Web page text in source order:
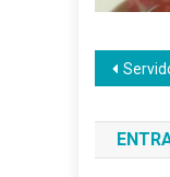
de
Servidores públicos del